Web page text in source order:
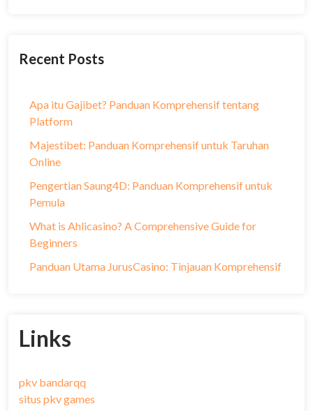
Recent Posts
Apa itu Gajibet? Panduan Komprehensif tentang
Platform
Majestibet: Panduan Komprehensif untuk Taruhan
Online
Pengertian Saung4D: Panduan Komprehensif untuk
Pemula
What is Ahlicasino? A Comprehensive Guide for
Beginners
Panduan Utama JurusCasino: Tinjauan Komprehensif
Links
pkv bandarqq
situs pkv games